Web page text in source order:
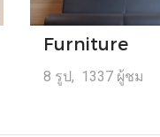
Furniture
8 รูป, 1337 ผู้ชม